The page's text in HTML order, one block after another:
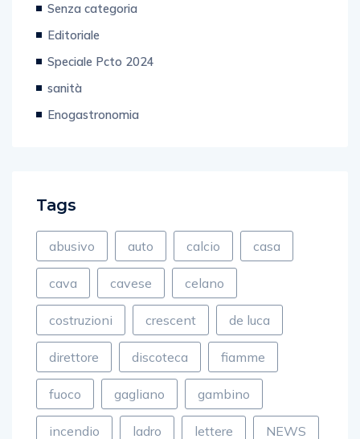
Editoriale
Speciale Pcto 2024
sanità
Enogastronomia
abusivo auto calcio casa
cava cavese celano
costruzioni crescent de luca
direttore discoteca fiamme
fuoco gagliano gambino
incendio ladro lettere NEWS